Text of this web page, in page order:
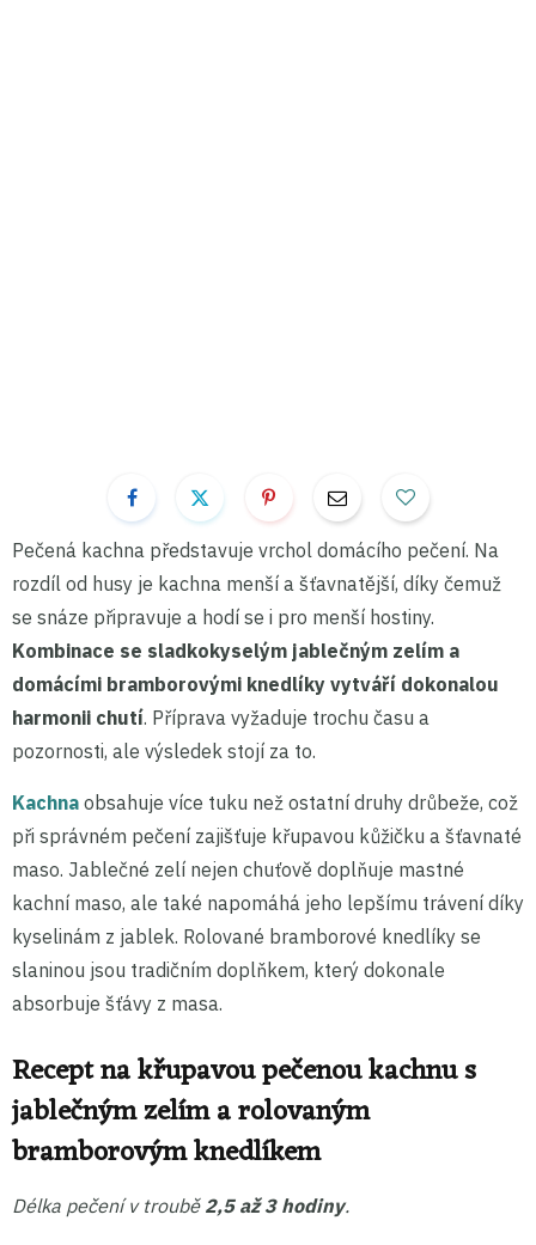
Pečená kachna představuje vrchol domácího pečení. Na
rozdíl od husy je kachna menší a šťavnatější, díky čemuž
se snáze připravuje a hodí se i pro menší hostiny.
Kombinace se sladkokyselým jablečným zelím a
domácími bramborovými knedlíky vytváří dokonalou
harmonii chutí. Příprava vyžaduje trochu času a
pozornosti, ale výsledek stojí za to.
Kachna obsahuje více tuku než ostatní druhy drůbeže, což
při správném pečení zajišťuje křupavou kůžičku a šťavnaté
maso. Jablečné zelí nejen chuťově doplňuje mastné
kachní maso, ale také napomáhá jeho lepšímu trávení díky
kyselinám z jablek. Rolované bramborové knedlíky se
slaninou jsou tradičním doplňkem, který dokonale
absorbuje šťávy z masa.
Recept na křupavou pečenou kachnu s
jablečným zelím a rolovaným
bramborovým knedlíkem
Délka pečení v troubě 2,5 až 3 hodiny.